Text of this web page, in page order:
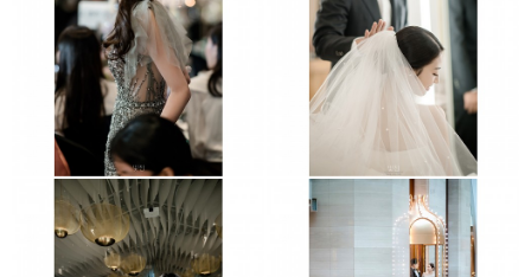
판교 더블트리호텔 그랜드엠배서더